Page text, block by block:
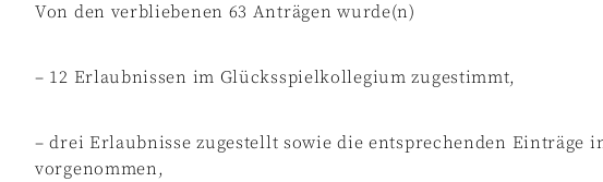
Von den verbliebenen 63 Anträgen wurde(n)
– 12 Erlaubnissen im Glücksspielkollegium zugestimmt,
– drei Erlaubnisse zugestellt sowie die entsprechenden Einträge
vorgenommen,